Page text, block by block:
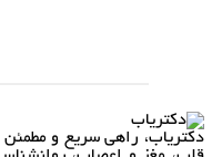
دکتریاب، راهی سریع و